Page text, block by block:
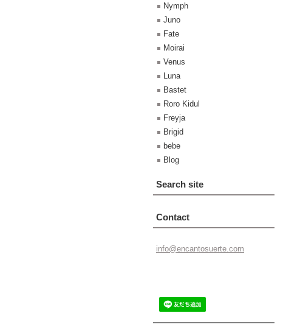
Nymph
Juno
Fate
Moirai
Venus
Luna
Bastet
Roro Kidul
Freyja
Brigid
bebe
Blog
Search site
Contact
info@encantosuerte.com